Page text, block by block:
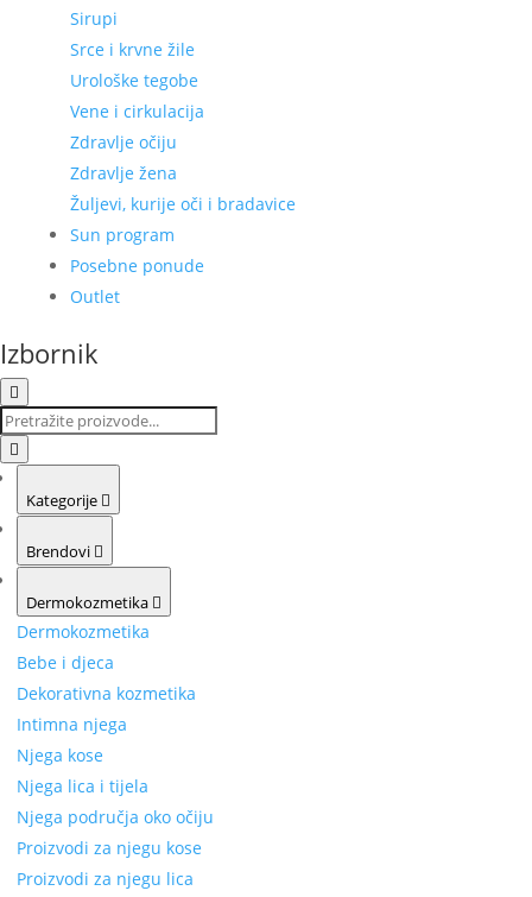
Sirupi
Srce i krvne žile
Urološke tegobe
Vene i cirkulacija
Zdravlje očiju
Zdravlje žena
Žuljevi, kurije oči i bradavice
Sun program
Posebne ponude
Outlet
Izbornik
Kategorije
Brendovi
Dermokozmetika
Dermokozmetika
Bebe i djeca
Dekorativna kozmetika
Intimna njega
Njega kose
Njega lica i tijela
Njega područja oko očiju
Proizvodi za njegu kose
Proizvodi za njegu lica